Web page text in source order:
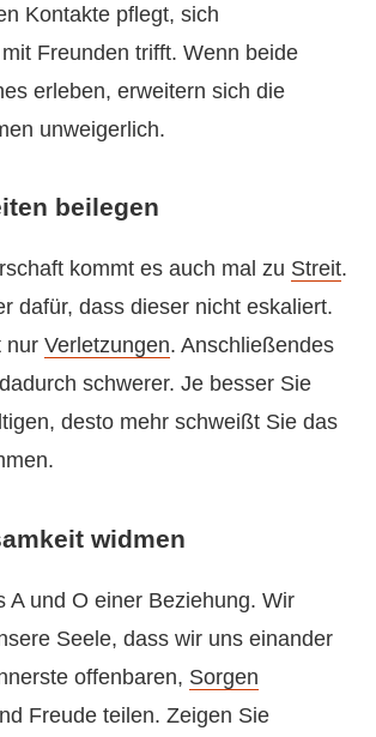
Kontakte pflegt, sich
Freunden trifft. Wenn beide
erleben, erweitern sich die
unweigerlich.
beilegen
kommt es auch mal zu Streit.
dafür, dass dieser nicht eskaliert.
nur Verletzungen. Anschließendes
schwerer. Je besser Sie
desto mehr schweißt Sie das
widmen
A und O einer Beziehung. Wir
Seele, dass wir uns einander
offenbaren, Sorgen
Freude teilen. Zeigen Sie